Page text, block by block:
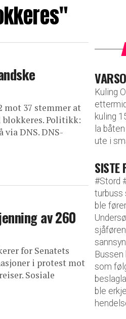
mot 37 stemmer at
blokkeres. Politikk:
DNS. DNS-
av 260
for Senatets
i protest mot
Sosiale
Kuling
kuling
la
ute i
#Stord
turbuss
ble
som
ble